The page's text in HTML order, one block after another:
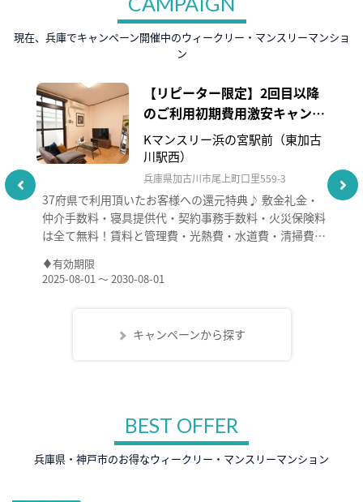
現在、兵庫でキャンペーン開催中のウィークリー・マンスリーマンショ
ン
【リピーター限定】2回目以降
のご利用初期費用激安キャンペ
ーン
Kマンスリー浜の宮駅前（東加古
川駅西）
兵庫県加古川市尾上町口里559-3
37府県で利用頂いたお客様への還元特典♪ 敷金礼金・
仲介手数料・寝具提供代・契約事務手数料・火災保険料
は全て無料！賃料と管理費・光熱費・水道費・清掃費だ
有効期限
2025-08-01 ～ 2030-08-01
キャンペーンから探す
BEST OFFER
兵庫県・神戸市のお得なウィークリー・マンスリーマンション